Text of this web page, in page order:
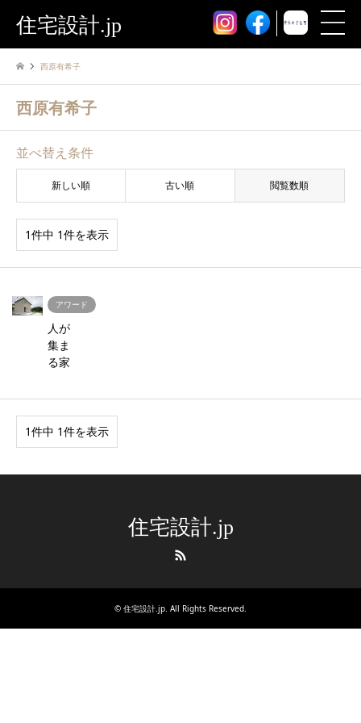
住宅設計.jp
西原有希子
西原有希子
並べ替え条件
新しい順 古い順 閲覧数順
1件中 1件を表示
アワード
人が
集ま
る家
1件中 1件を表示
住宅設計.jp
© 住宅設計.jp. All Rights Reserved.